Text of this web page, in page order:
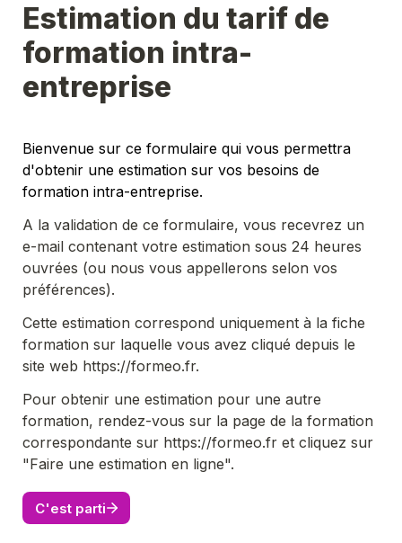
Estimation du tarif de
formation intra-
entreprise
Bienvenue sur ce formulaire qui vous permettra
d'obtenir une estimation sur vos besoins de
formation intra-entreprise.
A la validation de ce formulaire, vous recevrez un
e-mail contenant votre estimation sous 24 heures
ouvrées (ou nous vous appellerons selon vos
préférences).
Cette estimation correspond uniquement à la fiche
formation sur laquelle vous avez cliqué depuis le
site web https://formeo.fr.
Pour obtenir une estimation pour une autre
formation, rendez-vous sur la page de la formation
correspondante sur https://formeo.fr et cliquez sur
"Faire une estimation en ligne".
C'est parti